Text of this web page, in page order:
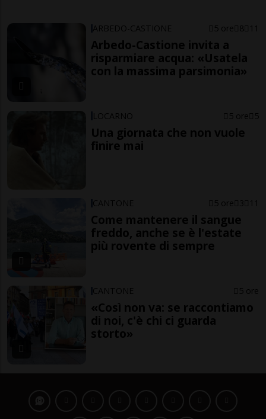
ARBEDO-CASTIONE 5 ore 8 11
Arbedo-Castione invita a
risparmiare acqua: «Usatela
con la massima parsimonia»
LOCARNO 5 ore 5
Una giornata che non vuole
finire mai
CANTONE 5 ore 3 11
Come mantenere il sangue
freddo, anche se è l'estate
più rovente di sempre
CANTONE 5 ore
«Così non va: se raccontiamo
di noi, c'è chi ci guarda
storto»